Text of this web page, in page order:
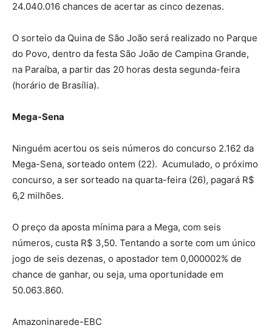
24.040.016 chances de acertar as cinco dezenas.
O sorteio da Quina de São João será realizado no Parque
do Povo, dentro da festa São João de Campina Grande,
na Paraíba, a partir das 20 horas desta segunda-feira
(horário de Brasília).
Mega-Sena
Ninguém acertou os seis números do concurso 2.162 da
Mega-Sena, sorteado ontem (22). Acumulado, o próximo
concurso, a ser sorteado na quarta-feira (26), pagará R$
6,2 milhões.
O preço da aposta mínima para a Mega, com seis
números, custa R$ 3,50. Tentando a sorte com um único
jogo de seis dezenas, o apostador tem 0,000002% de
chance de ganhar, ou seja, uma oportunidade em
50.063.860.
Amazoninarede-EBC